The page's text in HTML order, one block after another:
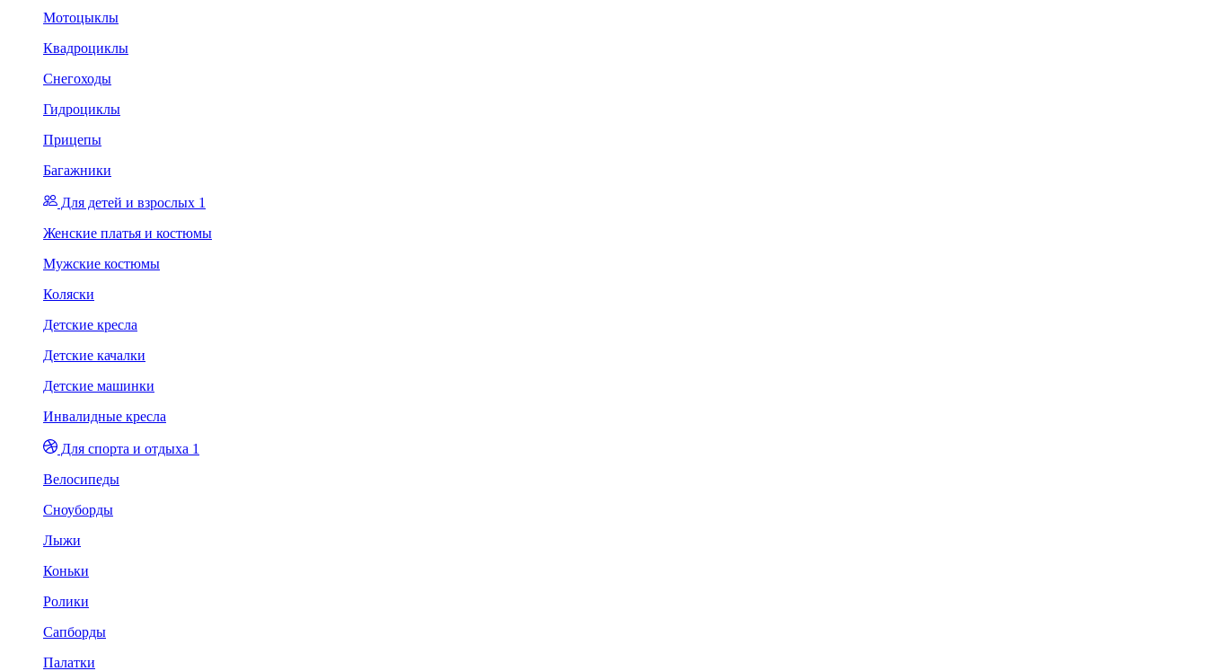
Мотоцыклы
Квадроциклы
Снегоходы
Гидроциклы
Прицепы
Багажники
Для детей и взрослых 1
Женские платья и костюмы
Мужские костюмы
Коляски
Детские кресла
Детские качалки
Детские машинки
Инвалидные кресла
Для спорта и отдыха 1
Велосипеды
Сноуборды
Лыжи
Коньки
Ролики
Сапборды
Палатки